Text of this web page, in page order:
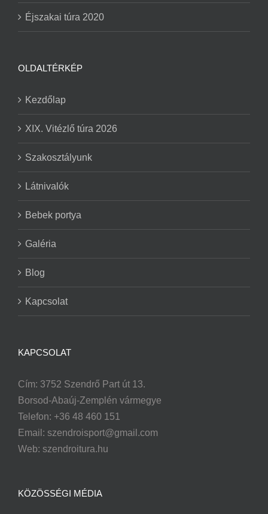
Éjszakai túra 2020
OLDALTÉRKÉP
Kezdőlap
XIX. Vitézlő túra 2026
Szakosztályunk
Látnivalók
Bebek portya
Galéria
Blog
Kapcsolat
KAPCSOLAT
Cím: 3752 Szendrő Part út 13.
Borsod-Abaúj-Zemplén vármegye
Telefon: +36 48 460 151
Email: szendroisport@gmail.com
Web: szendroitura.hu
KÖZÖSSÉGI MÉDIA